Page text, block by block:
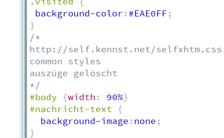
background-color : #EAE0FF ;
}
/*
http://self.kennst.net/
common styles
auszüge gelöscht
*/
#body
{width : 90%}
#nachricht-text
{
  background-image
: none ;
}